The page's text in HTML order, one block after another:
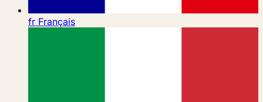
fr Français